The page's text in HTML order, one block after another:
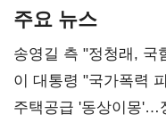
주요 뉴스
송영길 측 "정청래,
총선 지휘 못해"
이 대통령 "국가폭력
진실 밝혀야"
주택공급 '동상이몽'…